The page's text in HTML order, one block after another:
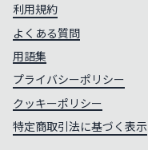
利用規約
よくある質問
用語集
プライバシーポリシー
クッキーポリシー
特定商取引法に基づく表示